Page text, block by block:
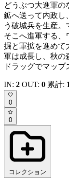
どうぶつ大進軍の
鉱へ送って内政し
う破城兵を生産
そこへ進軍する、
掘と軍拡を進めて
軍は成長し、秋の
ドラッグでマップ
IN: 2 OUT: 0 累計: 1
0
0
コレクション